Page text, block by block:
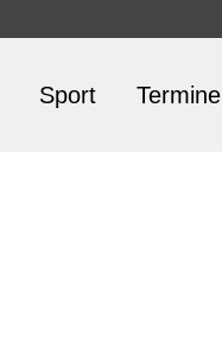
Sport Termine